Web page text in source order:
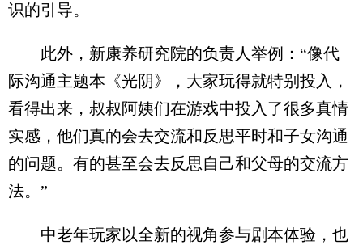
识的引导。
此外，新康养研究院的负责人举例：“像代
际沟通主题本《光阴》，大家玩得就特别投入，
看得出来，叔叔阿姨们在游戏中投入了很多真情
实感，他们真的会去交流和反思平时和子女沟通
的问题。有的甚至会去反思自己和父母的交流方
法。”
中老年玩家以全新的视角参与剧本体验，也